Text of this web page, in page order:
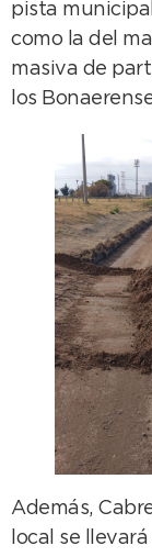
pista
como la del
masiva de
los
Además,
local se